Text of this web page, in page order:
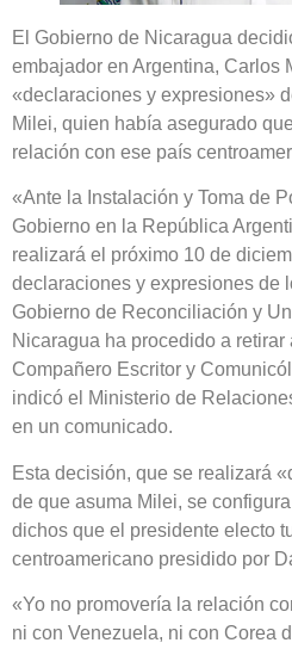
El Gobierno de Nicaragua
embajador en Argentina, Carlos
«declaraciones y expresiones»
Milei, quien había asegurado
relación con ese país
«Ante la Instalación y Toma de
Gobierno en la República
realizará el próximo 10 de
declaraciones y expresiones de
Gobierno de Reconciliación y
Nicaragua ha procedido a retirar
Compañero Escritor y
indicó el Ministerio de
en un comunicado.
Esta decisión, que se realizará
de que asuma Milei, se
dichos que el presidente electo
centroamericano presidido por
«Yo no promovería la relación
ni con Venezuela, ni con Corea